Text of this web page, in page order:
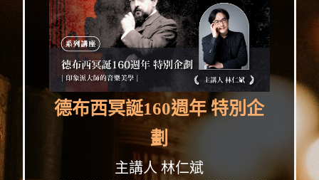
德布西冥誕160週年 特別企
劃
主講人 林仁斌